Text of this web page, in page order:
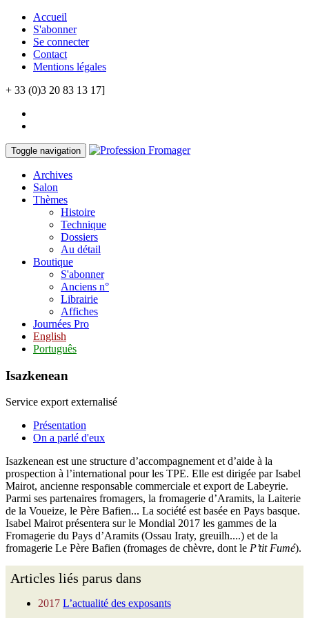
Accueil
S'abonner
Se connecter
Contact
Mentions légales
+ 33 (0)3 20 83 13 17]
Toggle navigation
Archives
Salon
Thèmes
Histoire
Technique
Dossiers
Au détail
Boutique
S'abonner
Anciens n°
Librairie
Affiches
Journées Pro
English
Português
Isazkenean
Service export externalisé
Présentation
On a parlé d'eux
Isazkenean est une structure d’accompagnement et d’aide à la
prospection à l’international pour les TPE. Elle est dirigée par Isabel
Mairot, ancienne responsable commerciale et export de Labeyrie.
Parmi ses partenaires fromagers, la fromagerie d’Aramits, la Laiterie
de la Voueize, le Père Bafien... La société est basée en Pays basque.
Isabel Mairot présentera sur le Mondial 2017 les gammes de la
Fromagerie du Pays d’Aramits (Ossau Iraty, greuilh....) et de la
fromagerie Le Père Bafien (fromages de chèvre, dont le P’tit Fumé).
Articles liés parus dans
2017 L’actualité des exposants